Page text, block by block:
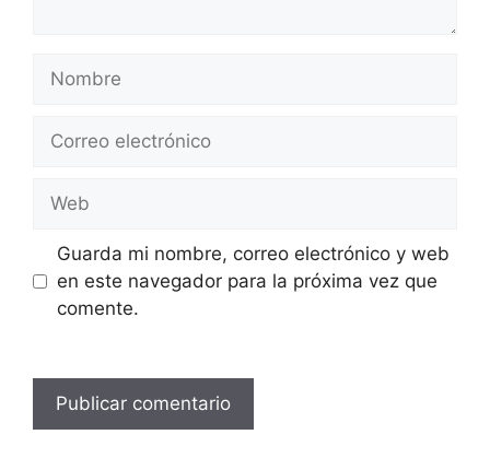
Nombre
Correo
Web
Guarda mi nombre, correo electrónico y web
en este navegador para la próxima vez que
comente.